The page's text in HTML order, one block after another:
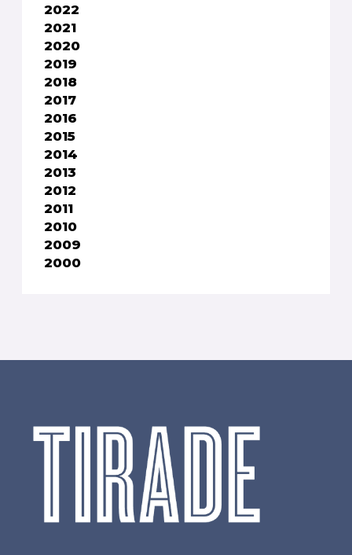
2022
2021
2020
2019
2018
2017
2016
2015
2014
2013
2012
2011
2010
2009
2000